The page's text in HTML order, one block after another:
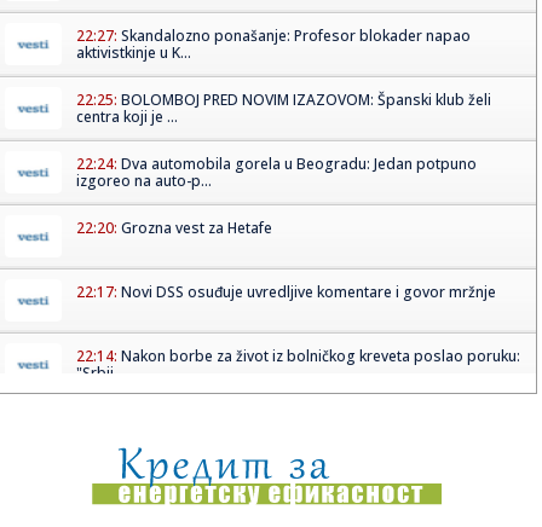
22:27: Skandalozno ponašanje: Profesor blokader napao
aktivistkinje u K...
22:25: BOLOMBOJ PRED NOVIM IZAZOVOM: Španski klub želi
centra koji je ...
22:24: Dva automobila gorela u Beogradu: Jedan potpuno
izgoreo na auto-p...
22:20: Grozna vest za Hetafe
22:17: Novi DSS osuđuje uvredljive komentare i govor mržnje
22:14: Nakon borbe za život iz bolničkog kreveta poslao poruku:
"Srbij...
22:09:Bolomboj ne ide u Asvel – iskusni centar se seli u Španiju